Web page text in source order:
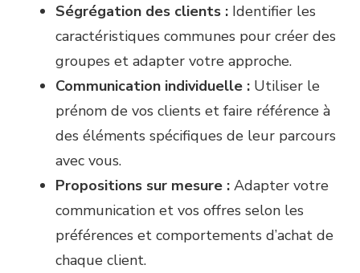
Ségrégation des clients : Identifier les
caractéristiques communes pour créer des
groupes et adapter votre approche.
Communication individuelle : Utiliser le
prénom de vos clients et faire référence à
des éléments spécifiques de leur parcours
avec vous.
Propositions sur mesure : Adapter votre
communication et vos offres selon les
préférences et comportements d’achat de
chaque client.